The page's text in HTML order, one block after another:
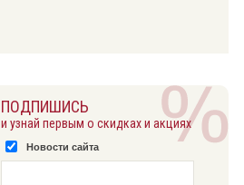
ПОДПИШИСЬ
и узнай первым о скидках и акциях
Новости сайта